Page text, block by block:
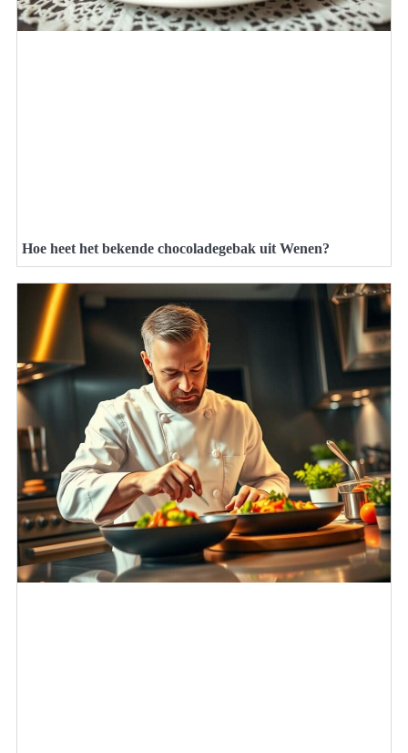
Hoe heet het bekende chocoladegebak uit Wenen?